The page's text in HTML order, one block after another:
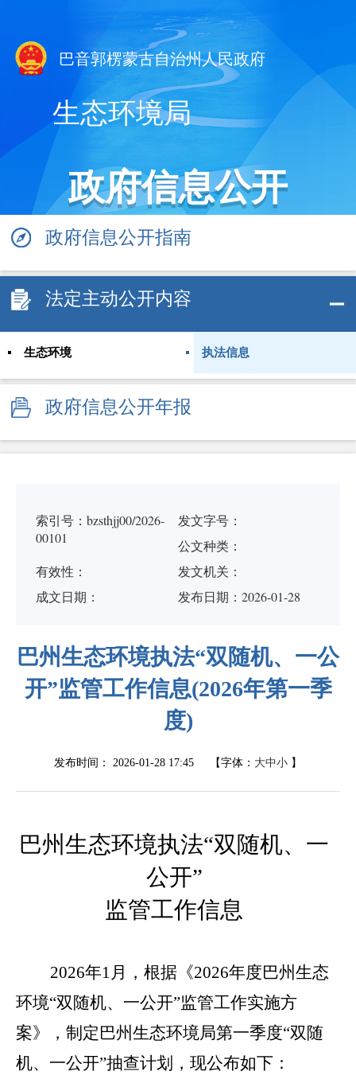
巴音郭楞蒙古自治州人民政府
生态环境局
政府信息公开
政府信息公开指南
法定主动公开内容
生态环境 执法信息
政府信息公开年报
索引号：bzsthjj00/2026-
00101
发文字号：
公文种类：
有效性：
发文机关：
成文日期：
发布日期：2026-01-28
巴州生态环境执法“双随机、一公
开”监管工作信息(2026年第一季
度)
发布时间： 2026-01-28 17:45 【字体： 大中小 】
巴州生态环境执法“双随机、一
公开”
监管工作信息
2026年1月，根据《2026年度巴州生态
环境“双随机、 一公开”监管工作实施方
案》，制定巴州生态环境局第一季度“双随
机、一公开”抽查计划，现公布如下：